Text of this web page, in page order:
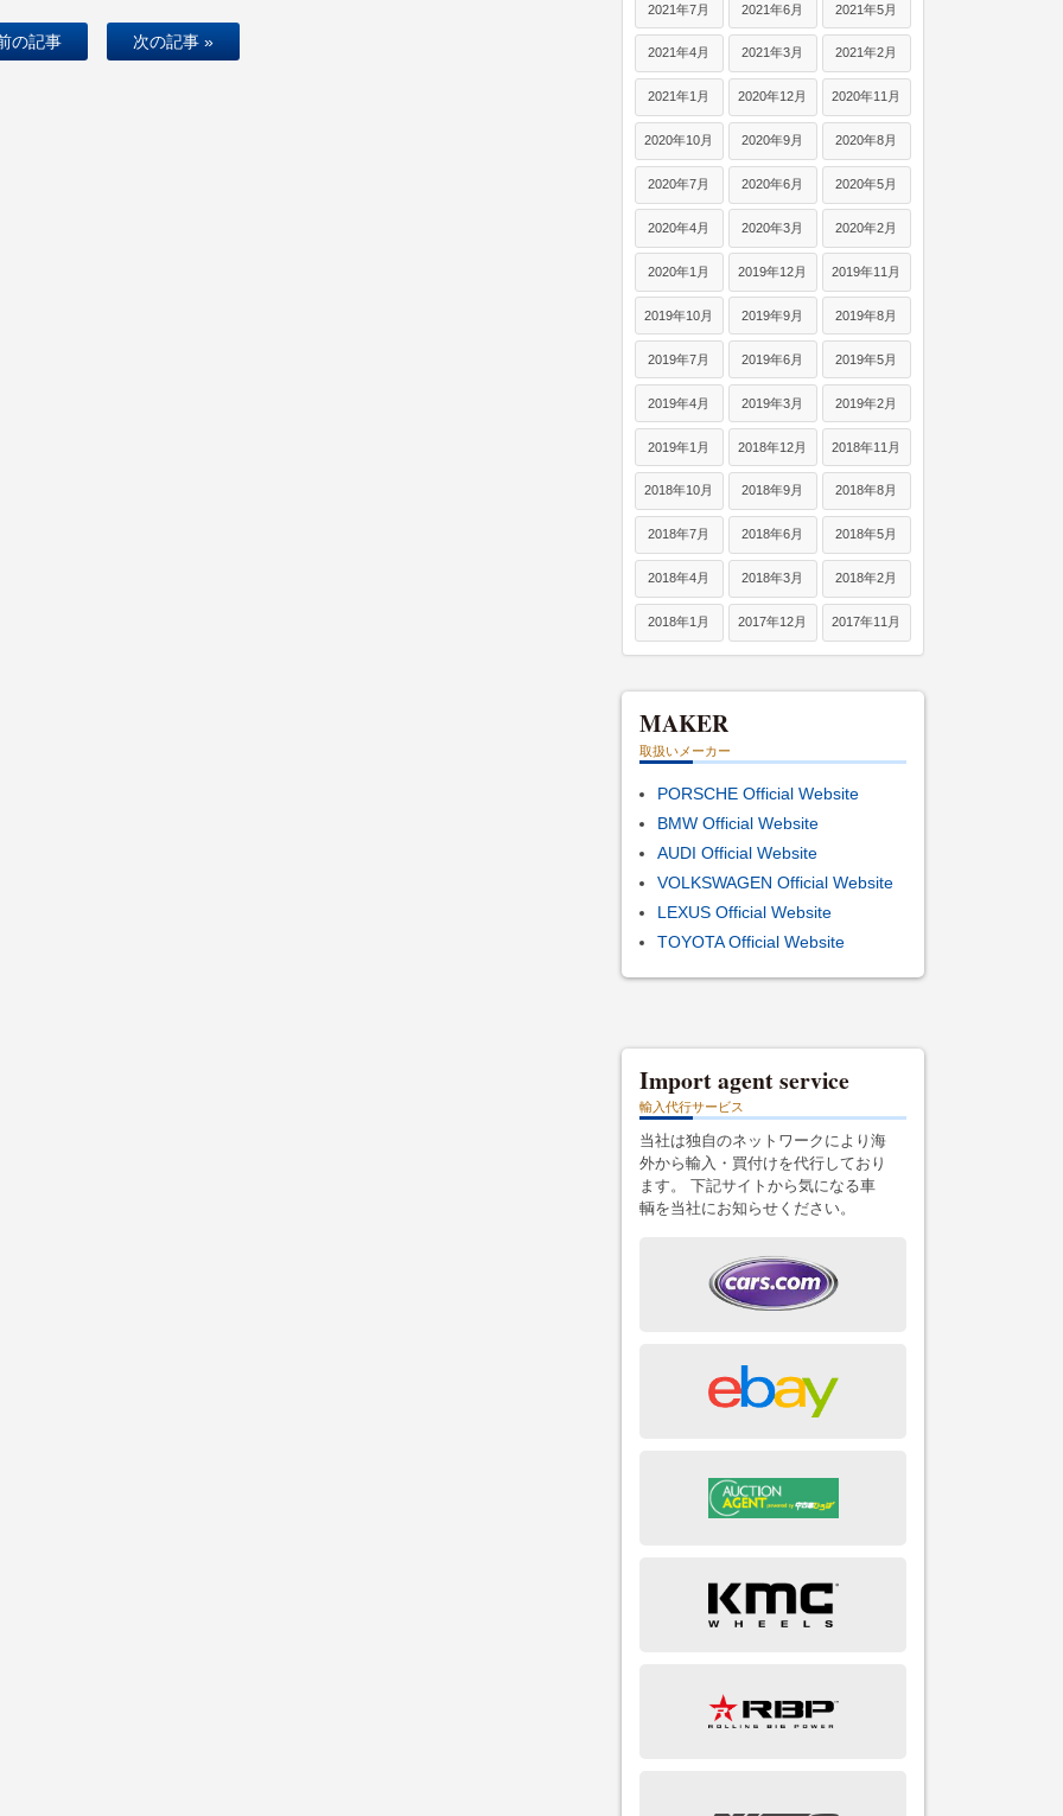
の記事 次の記事 »
2021年7月 2021年6月 2021年5月
2021年4月 2021年3月 2021年2月
2021年1月 2020年12月 2020年11月
2020年10月 2020年9月 2020年8月
2020年7月 2020年6月 2020年5月
2020年4月 2020年3月 2020年2月
2020年1月 2019年12月 2019年11月
2019年10月 2019年9月 2019年8月
2019年7月 2019年6月 2019年5月
2019年4月 2019年3月 2019年2月
2019年1月 2018年12月 2018年11月
2018年10月 2018年9月 2018年8月
2018年7月 2018年6月 2018年5月
2018年4月 2018年3月 2018年2月
2018年1月 2017年12月 2017年11月
MAKER
取扱いメーカー
PORSCHE Official Website
BMW Official Website
AUDI Official Website
VOLKSWAGEN Official Website
LEXUS Official Website
TOYOTA Official Website
Import agent service
輸入代行サービス
当社は独自のネットワークにより海
外から輸入・買付けを代行しており
ます。 下記サイトから気になる車
輌を当社にお知らせください。